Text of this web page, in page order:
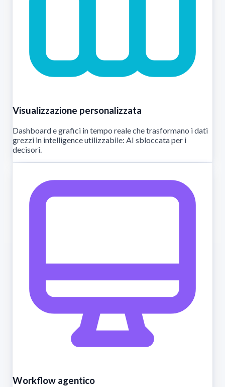
Visualizzazione personalizzata
Dashboard e grafici in tempo reale che trasformano i dati
grezzi in intelligence utilizzabile: AI sbloccata per i
decisori.
Workflow agentico